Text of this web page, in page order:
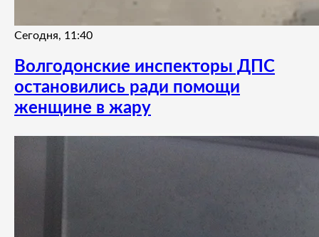
Сегодня, 11:40
Волгодонские инспекторы ДПС
остановились ради помощи
женщине в жару